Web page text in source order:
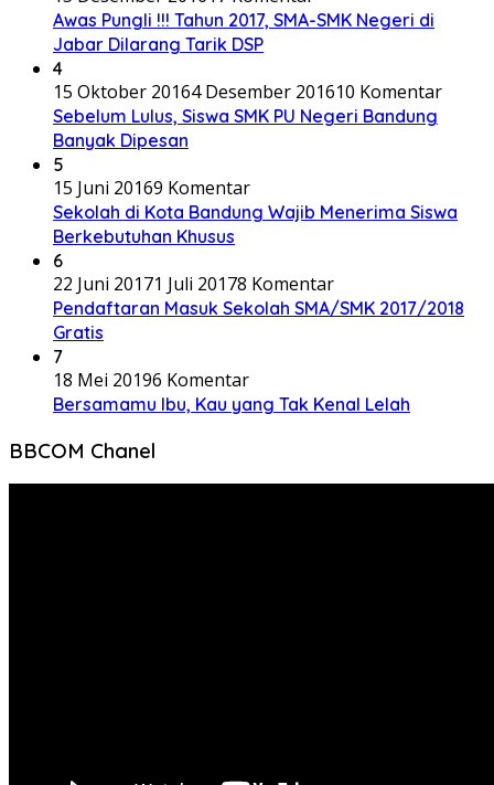
Awas Pungli !!! Tahun 2017, SMA-SMK Negeri di
Jabar Dilarang Tarik DSP
4
15 Oktober 20164 Desember 201610 Komentar
Sebelum Lulus, Siswa SMK PU Negeri Bandung
Banyak Dipesan
5
15 Juni 20169 Komentar
Sekolah di Kota Bandung Wajib Menerima Siswa
Berkebutuhan Khusus
6
22 Juni 20171 Juli 20178 Komentar
Pendaftaran Masuk Sekolah SMA/SMK 2017/2018
Gratis
7
18 Mei 20196 Komentar
Bersamamu Ibu, Kau yang Tak Kenal Lelah
BBCOM Chanel